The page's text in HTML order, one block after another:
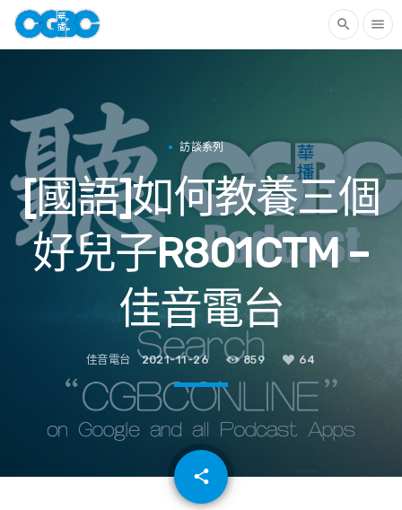
search menu
訪談系列
[國語]如何教養三個
好兒子R801CTM –
佳音電台
佳音電台 2021-11-26 859 64
share
email